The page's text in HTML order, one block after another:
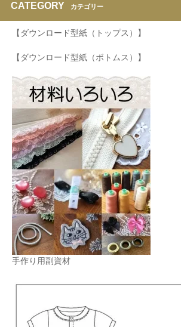
CATEGORY カテゴリー
【ダウンロード型紙（トップス）】
【ダウンロード型紙（ボトムス）】
手作り用副資材